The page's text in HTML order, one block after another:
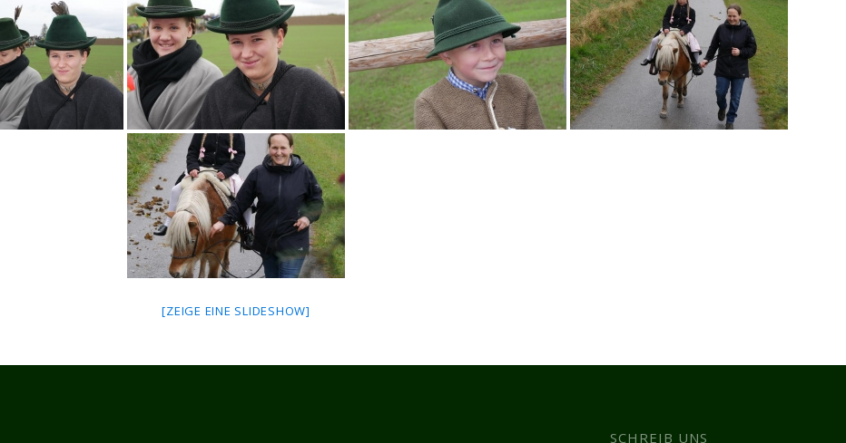
[ZEIGE EINE SLIDESHOW]
SCHREIB UNS